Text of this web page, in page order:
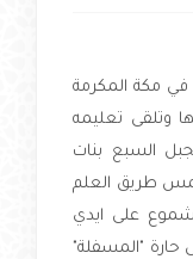
في مكة المكرمة
ونشأ بها وتلقى تعليمه
السبع بنات
طريق العلم
على ايدي
حارة "المسفلة"